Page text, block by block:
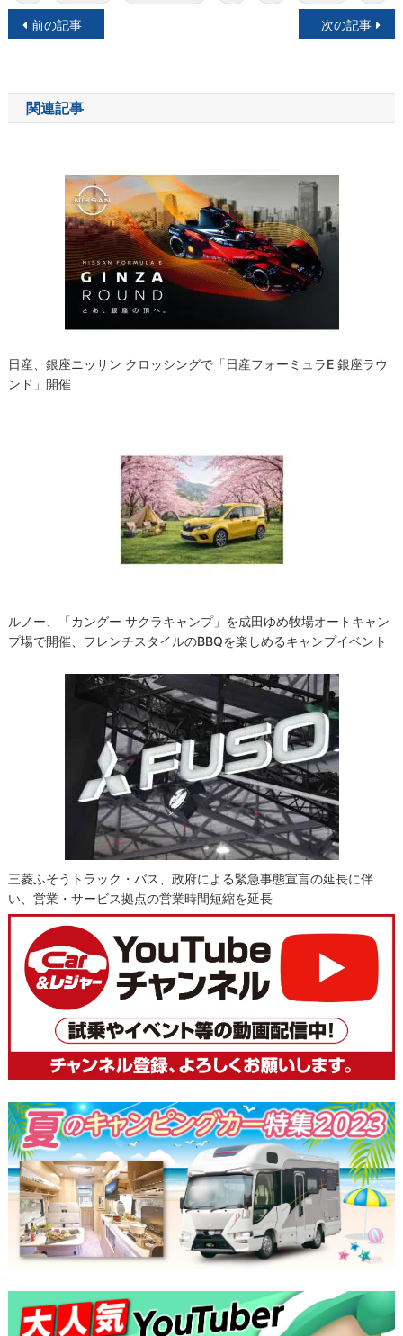
投
ナ
ビ
前の記事 次の記事
関連記事
日産、銀座ニッサン クロッシングで「日産フォーミュラE 銀座ラウ
ンド」開催
ルノー、「カングー サクラキャンプ」を成田ゆめ牧場オートキャン
プ場で開催、フレンチスタイルのBBQを楽しめるキャンプイベント
三菱ふそうトラック・バス、政府による緊急事態宣言の延長に伴
い、営業・サービス拠点の営業時間短縮を延長